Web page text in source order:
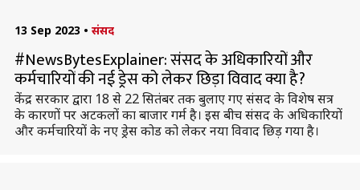
13 Sep 2023 • संसद
#NewsBytesExplainer: संसद के अधिकारियों और
कर्मचारियों की नई ड्रेस को लेकर छिड़ा विवाद क्या है?
केंद्र सरकार द्वारा 18 से 22 सितंबर तक बुलाए गए संसद के विशेष सत्र
के कारणों पर अटकलों का बाजार गर्म है। इस बीच संसद के अधिकारियों
और कर्मचारियों के नए ड्रेस कोड को लेकर नया विवाद छिड़ गया है।